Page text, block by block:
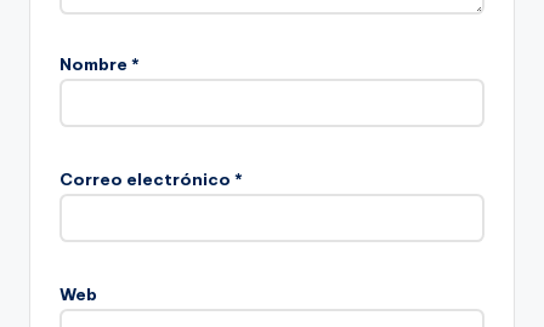
Nombre *
Correo electrónico *
Web